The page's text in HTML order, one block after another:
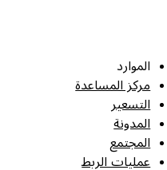
الموارد
مركز المساعدة
التسعير
المدونة
المجتمع
عمليات الربط